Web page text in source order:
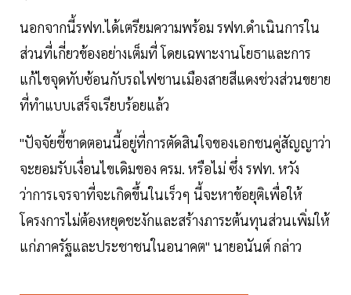
นอกจากนี้รฟท.ได้เตรียมความพร้อม รฟท.ดำเนินการใน
ส่วนที่เกี่ยวข้องอย่างเต็มที่ โดยเฉพาะงานโยธาและการ
แก้ไขจุดทับซ้อนกับรถไฟชานเมืองสายสีแดงช่วงส่วนขยาย
ที่ทำแบบเสร็จเรียบร้อยแล้ว
"ปัจจัยชี้ขาดตอนนี้อยู่ที่การตัดสินใจของเอกชนคู่สัญญาว่า
จะยอมรับเงื่อนไขเดิมของ ครม. หรือไม่ ซึ่ง รฟท. หวัง
ว่าการเจรจาที่จะเกิดขึ้นในเร็วๆ นี้จะหาข้อยุติเพื่อให้
โครงการไม่ต้องหยุดชะงักและสร้างภาระต้นทุนส่วนเพิ่มให้
แก่ภาครัฐและประชาชนในอนาคต" นายอนันต์ กล่าว